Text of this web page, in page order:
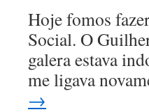
Hoje fomos
Social. O
galera estava
me ligava
→